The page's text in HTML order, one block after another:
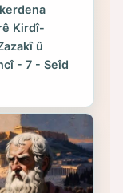
Kirdî-
û
- 7 - Seîd